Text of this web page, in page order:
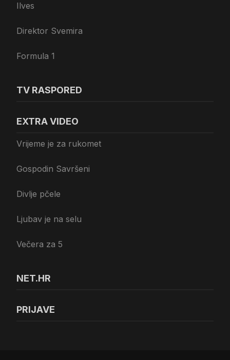
Ilves
Direktor Svemira
Formula 1
TV RASPORED
EXTRA VIDEO
Vrijeme je za rukomet
Gospodin Savršeni
Divlje pčele
Ljubav je na selu
Večera za 5
NET.HR
PRIJAVE